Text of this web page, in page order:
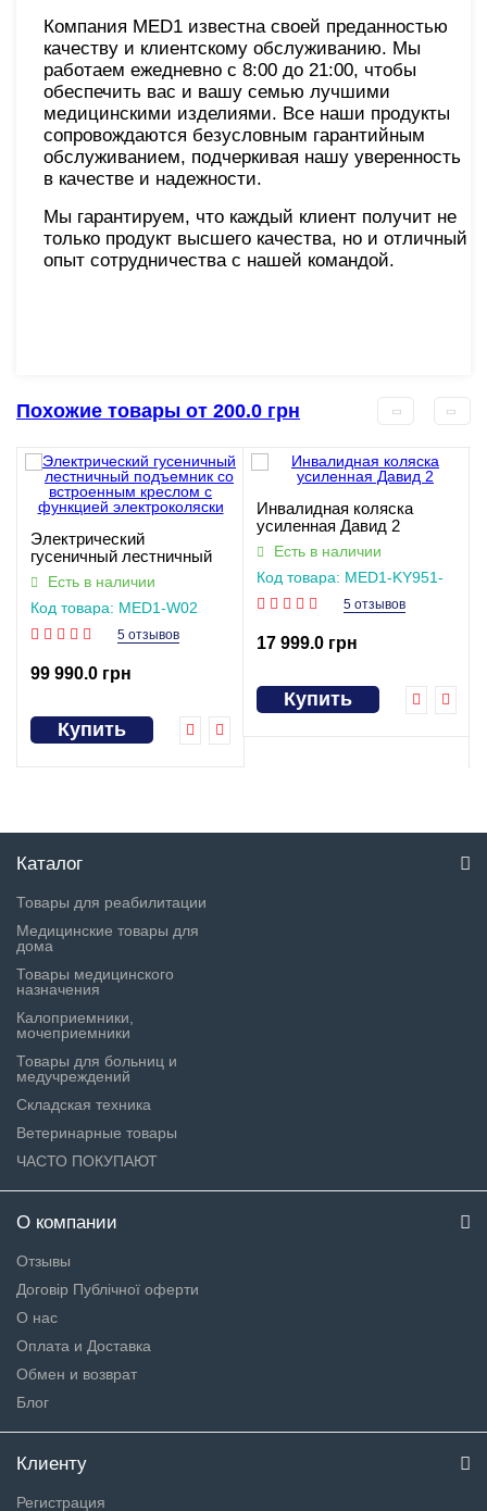
Компания MED1 известна своей преданностью
качеству и клиентскому обслуживанию. Мы
работаем ежедневно с 8:00 до 21:00, чтобы
обеспечить вас и вашу семью лучшими
медицинскими изделиями. Все наши продукты
сопровождаются безусловным гарантийным
обслуживанием, подчеркивая нашу уверенность
в качестве и надежности.
Мы гарантируем, что каждый клиент получит не
только продукт высшего качества, но и отличный
опыт сотрудничества с нашей командой.
Похожие товары от 200.0 грн
Электрический
гусеничный лестничный
подъемник со встроенным
креслом с функцией
электроколяски
Есть в наличии
Код товара: MED1-W02
5 отзывов
99 990.0 грн
Купить
Инвалидная коляска
усиленная Давид 2
Есть в наличии
Код товара: MED1-KY951-
5 отзывов
17 999.0 грн
Купить
Каталог
Товары для реабилитации
Медицинские товары для
дома
Товары медицинского
назначения
Калоприемники,
мочеприемники
Товары для больниц и
медучреждений
Складская техника
Ветеринарные товары
ЧАСТО ПОКУПАЮТ
О компании
Отзывы
Договір Публічної оферти
О нас
Оплата и Доставка
Обмен и возврат
Блог
Клиенту
Регистрация